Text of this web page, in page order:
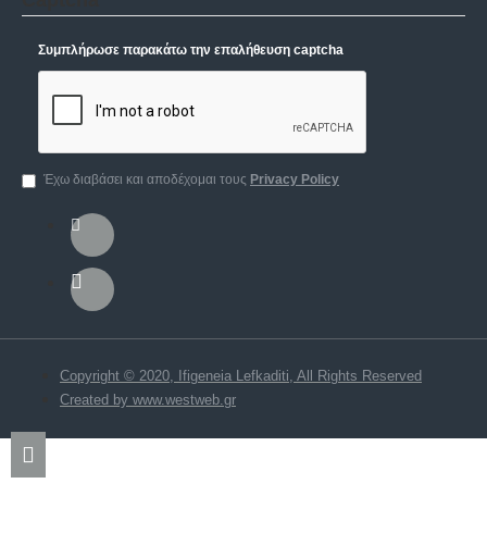
Συμπλήρωσε παρακάτω την επαλήθευση captcha
Έχω διαβάσει και αποδέχομαι τους Privacy Policy
Copyright © 2020, Ifigeneia Lefkaditi, All Rights Reserved
Created by www.westweb.gr